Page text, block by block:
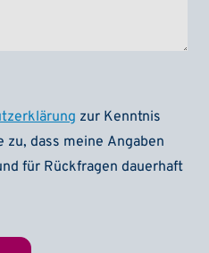
zur Kenntnis
dass meine Angaben
für Rückfragen dauerhaft